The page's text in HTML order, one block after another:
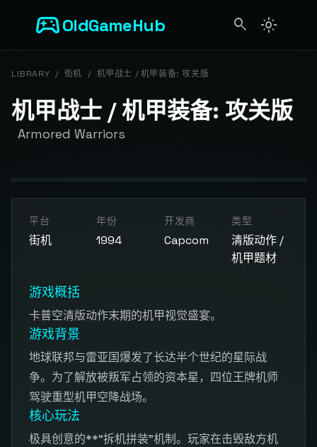
sports_esportsOldGameHub search light_mode
LIBRARY / 街机 / 机甲战士 / 机甲装备: 攻关版
机甲战士 / 机甲装备: 攻关版
Armored Warriors
开始游戏
点击按钮加载游戏模拟器
平台
街机
年份
1994
开发商
Capcom
类型
清版动作 /
机甲题材
游戏概括
卡普空清版动作末期的机甲视觉盛宴。
游戏背景
地球联邦与雷亚国爆发了长达半个世纪的星际战
争。为了解放被叛军占领的资本星，四位王牌机师
驾驶重型机甲空降战场。
核心玩法
极具创意的**“拆机拼装”机制。玩家在击毁敌方机